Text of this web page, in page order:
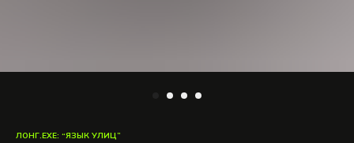
ЛОНГ.EXE: “ЯЗЫК УЛИЦ”